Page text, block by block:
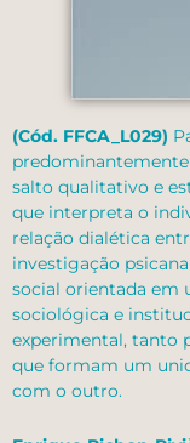
(Cód. FFCA_L029)
salto qualitativo e
que interpreta o
relação dialética
investigação
social orientada em
sociológica e
experimental, tanto
que formam um
com o outro.